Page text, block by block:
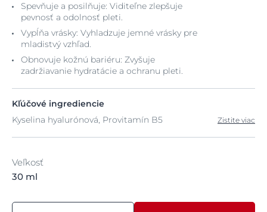
Spevňuje a posilňuje: Viditeľne zlepšuje
pevnosť a odolnosť pleti.
Vypĺňa vrásky: Vyhladzuje jemné vrásky pre
mladistvý vzhľad.
Obnovuje kožnú bariéru: Zvyšuje
zadržiavanie hydratácie a ochranu pleti.
Kľúčové ingrediencie
Kyselina hyalurónová, Provitamín B5
Zistite viac
Veľkosť
30 ml